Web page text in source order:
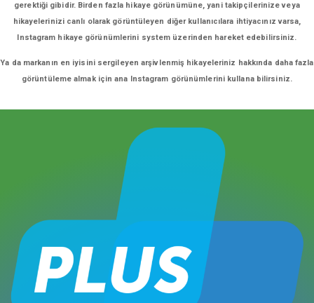
gerektiği gibidir. Birden fazla hikaye görünümüne, yani takipçilerinize veya
hikayelerinizi canlı olarak görüntüleyen diğer kullanıcılara ihtiyacınız varsa,
Instagram hikaye görünümlerini system üzerinden hareket edebilirsiniz.
Ya da markanın en iyisini sergileyen arşivlenmiş hikayeleriniz hakkında daha fazla
görüntüleme almak için ana Instagram görünümlerini kullana bilirsiniz.